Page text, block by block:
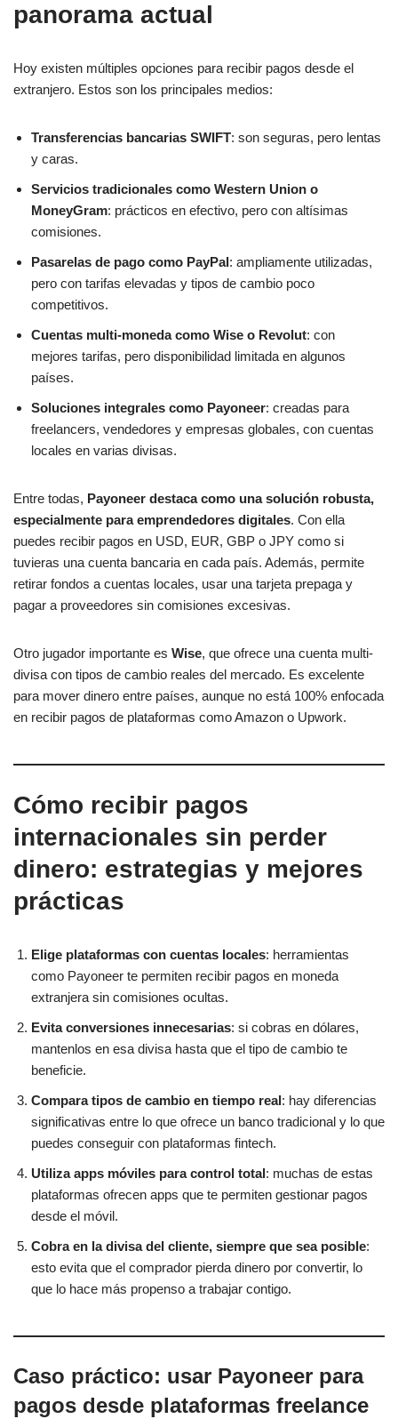
panorama actual
Hoy existen múltiples opciones para recibir pagos desde el
extranjero. Estos son los principales medios:
Transferencias bancarias SWIFT: son seguras, pero lentas
y caras.
Servicios tradicionales como Western Union o
MoneyGram: prácticos en efectivo, pero con altísimas
comisiones.
Pasarelas de pago como PayPal : ampliamente utilizadas,
pero con tarifas elevadas y tipos de cambio poco
competitivos.
Cuentas multi-moneda como Wise o Revolut: con
mejores tarifas, pero disponibilidad limitada en algunos
países.
Soluciones integrales como Payoneer: creadas para
freelancers, vendedores y empresas globales, con cuentas
locales en varias divisas.
Entre todas, Payoneer destaca como una solución robusta,
especialmente para emprendedores digitales. Con ella
puedes recibir pagos en USD, EUR, GBP o JPY como si
tuvieras una cuenta bancaria en cada país. Además, permite
retirar fondos a cuentas locales, usar una tarjeta prepaga y
pagar a proveedores sin comisiones excesivas.
Otro jugador importante es Wise, que ofrece una cuenta multi-
divisa con tipos de cambio reales del mercado. Es excelente
para mover dinero entre países, aunque no está 100% enfocada
en recibir pagos de plataformas como Amazon o Upwork.
Cómo recibir pagos
internacionales sin perder
dinero: estrategias y mejores
prácticas
Elige plataformas con cuentas locales: herramientas
como Payoneer te permiten recibir pagos en moneda
extranjera sin comisiones ocultas.
Evita conversiones innecesarias: si cobras en dólares,
mantenlos en esa divisa hasta que el tipo de cambio te
beneficie.
Compara tipos de cambio en tiempo real : hay diferencias
significativas entre lo que ofrece un banco tradicional y lo que
puedes conseguir con plataformas fintech.
Utiliza apps móviles para control total : muchas de estas
plataformas ofrecen apps que te permiten gestionar pagos
desde el móvil.
Cobra en la divisa del cliente, siempre que sea posible:
esto evita que el comprador pierda dinero por convertir, lo
que lo hace más propenso a trabajar contigo.
Caso práctico: usar Payoneer para
pagos desde plataformas freelance